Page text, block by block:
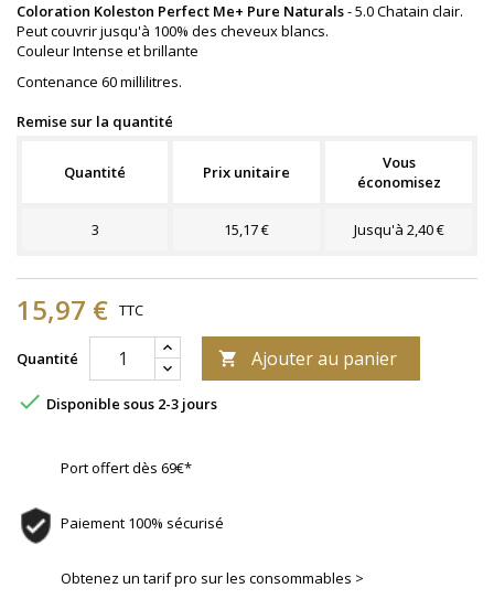
Coloration Koleston Perfect Me+ Pure Naturals- 5.0Chatain clair.
Peut couvrir jusqu'à 100% des cheveux blancs.
Couleur Intense et brillante
Contenance 60 millilitres.
Remise sur la quantité
Quantité Prix unitaire
Vous
économisez
3 15,17 € Jusqu'à 2,40 €
15,97 € TTC
Quantité  Ajouter au panier
 Disponible sous 2-3 jours
Port offert dès 69€*
Paiement 100% sécurisé
Obtenez un tarif pro sur les consommables >